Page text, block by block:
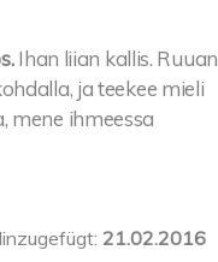
Ihan liian kallis. Ruuan
ja teekee mieli
mene ihmeessa
21.02.2016